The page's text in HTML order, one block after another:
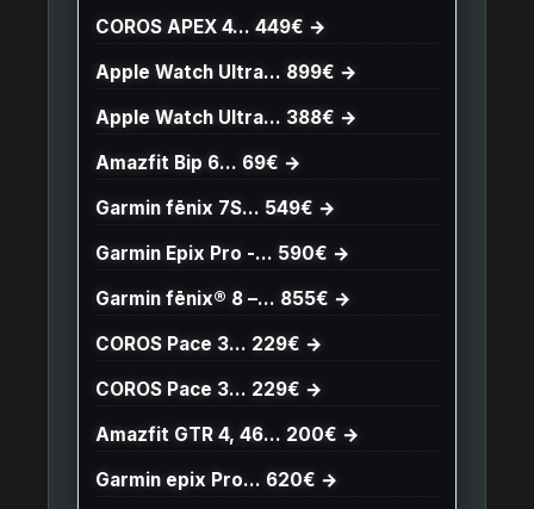
COROS APEX 4… 449€ →
Apple Watch Ultra… 899€ →
Apple Watch Ultra… 388€ →
Amazfit Bip 6… 69€ →
Garmin fēnix 7S… 549€ →
Garmin Epix Pro -… 590€ →
Garmin fēnix® 8 –… 855€ →
COROS Pace 3… 229€ →
COROS Pace 3… 229€ →
Amazfit GTR 4, 46… 200€ →
Garmin epix Pro… 620€ →